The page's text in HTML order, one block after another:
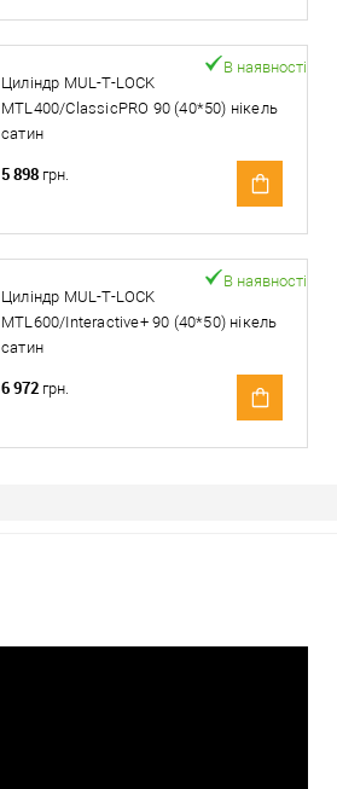
Циліндр MUL-T-LOCK
MTL400/ClassicPRO 90 (40*50) нікель
сатин
В наявності
5 898 грн.
Циліндр MUL-T-LOCK
MTL600/Interactive+ 90 (40*50) нікель
сатин
В наявності
6 972 грн.